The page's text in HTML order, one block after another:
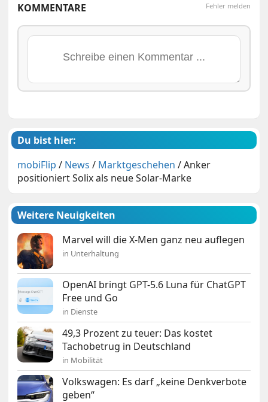
Fehler melden
KOMMENTARE
Du bist hier:
mobiFlip / News / Marktgeschehen /Anker
positioniert Solix als neue Solar-Marke
Weitere Neuigkeiten
Marvel will die X-Men ganz neu auflegen
in Unterhaltung
OpenAI bringt GPT-5.6 Luna für ChatGPT
Free und Go
in Dienste
49,3 Prozent zu teuer: Das kostet
Tachobetrug in Deutschland
in Mobilität
Volkswagen: Es darf „keine Denkverbote
geben“